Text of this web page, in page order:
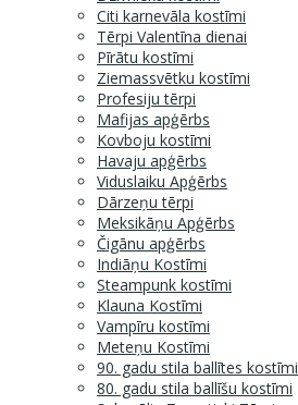
Citi karnevāla kostīmi
Tērpi Valentīna dienai
Pīrātu kostīmi
Ziemassvētku kostīmi
Profesiju tērpi
Mafijas apģērbs
Kovboju kostīmi
Havaju apģērbs
Viduslaiku Apģērbs
Dārzeņu tērpi
Meksikāņu Apģērbs
Čigānu apģērbs
Indiāņu Kostīmi
Steampunk kostīmi
Klauna Kostīmi
Vampīru kostīmi
Meteņu Kostīmi
90. gadu stila ballītes kostīmi
80. gadu stila ballīšu kostīmi